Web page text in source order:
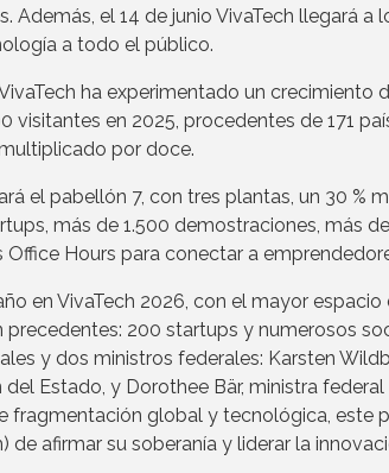
Además, el 14 de junio VivaTech llegará a
a todo el público.
ha experimentado un crecimiento
visitantes en 2025, procedentes de 171
por doce.
el pabellón 7, con tres plantas, un 30 %
más de 1.500 demostraciones, más
Hours para conectar a
en VivaTech 2026, con el mayor
precedentes: 200 startups y numerosos
y dos ministros federales: Karsten
Estado, y Dorothee Bär, ministra
fragmentación global y tecnológica, este
de afirmar su soberanía y liderar la